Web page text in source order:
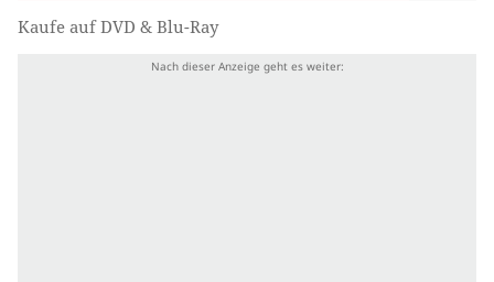
Kaufe auf DVD & Blu-Ray